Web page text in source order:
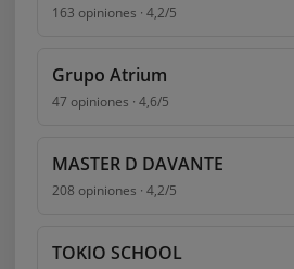
163 opiniones · 4,2/5
Grupo Atrium
47 opiniones · 4,6/5
MASTER D DAVANTE
208 opiniones · 4,2/5
TOKIO SCHOOL